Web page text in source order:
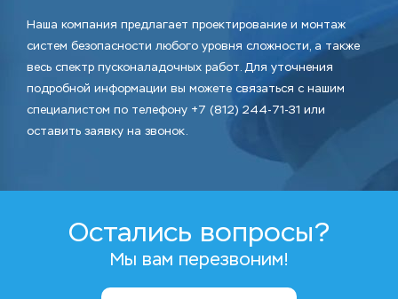
Наша компания предлагает проектирование и монтаж
систем безопасности любого уровня сложности, а также
весь спектр пусконаладочных работ. Для уточнения
подробной информации вы можете связаться с нашим
специалистом по телефону +7 (812) 244-71-31 или
оставить заявку на звонок.
Остались вопросы?
Мы вам перезвоним!